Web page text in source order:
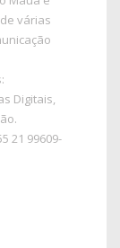
várias
Digitais,
21 99609-